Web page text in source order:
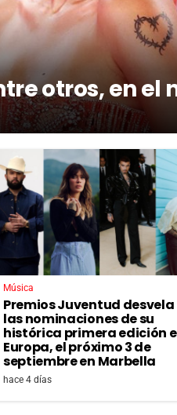
otros, en el
Música
Premios Juventud desvela
las nominaciones de su
histórica primera edición
Europa, el próximo 3 de
septiembre en Marbella
hace 4 días